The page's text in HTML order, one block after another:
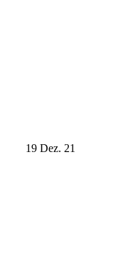
19 Dez. 21